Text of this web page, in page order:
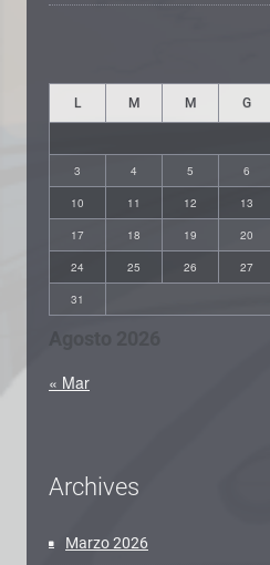
L M M G
3 4 5 6
10 11 12 13
17 18 19 20
24 25 26 27
31
« Mar
Archives
Marzo 2026